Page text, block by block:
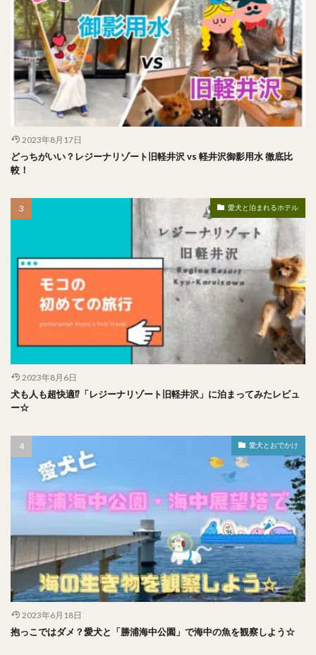
2023年8月17日
どっちがいい？レジーナリゾート旧軽井沢 vs 軽井沢御影用水 徹底比
較！
愛犬と泊まれるホテル
2023年8月6日
犬も人も超快適⁉︎「レジーナリゾート旧軽井沢」に泊まってみたレビュ
ー☆
愛犬とおでかけ
2023年6月18日
抱っこではダメ？愛犬と「勝浦海中公園」で海中の魚を観察しよう☆